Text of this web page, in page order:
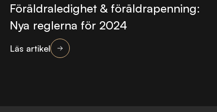
Föräldraledighet & föräldrapenning:
Nya reglerna för 2024
Läs artikel